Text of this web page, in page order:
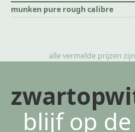
munken pure rough calibre
alle vermelde prijzen
blijf op